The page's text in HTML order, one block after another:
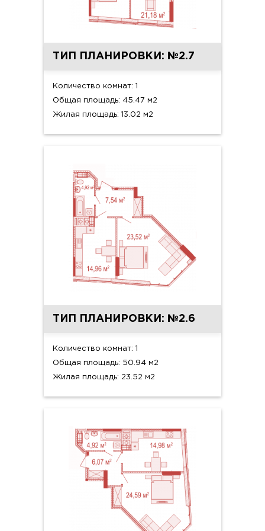
ТИП ПЛАНИРОВКИ: №2.7
Количество комнат: 1
Общая площадь: 45.47 м2
Жилая площадь: 13.02 м2
ТИП ПЛАНИРОВКИ: №2.6
Количество комнат: 1
Общая площадь: 50.94 м2
Жилая площадь: 23.52 м2